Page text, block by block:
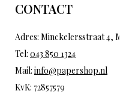
CONTACT
Adres: Minckelersstraat 4,
Tel: 043 850 1324
Mail: info@papershop.nl
KvK: 72857579